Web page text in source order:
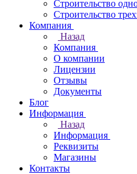
Строительство
Строительство
Компания
Назад
Компания
О компании
Лицензии
Отзывы
Документы
Блог
Информация
Назад
Информация
Реквизиты
Магазины
Контакты